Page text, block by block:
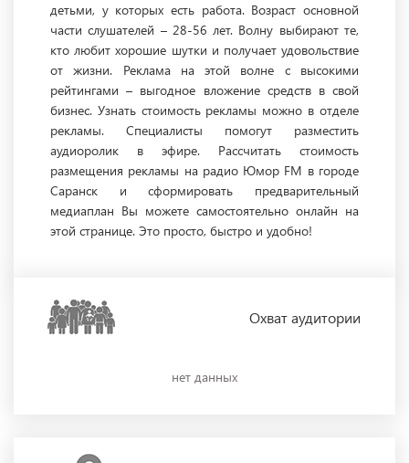
детьми, у которых есть работа. Возраст основной
части слушателей – 28-56 лет. Волну выбирают те,
кто любит хорошие шутки и получает удовольствие
от жизни. Реклама на этой волне с высокими
рейтингами – выгодное вложение средств в свой
бизнес. Узнать стоимость рекламы можно в отделе
рекламы. Специалисты помогут разместить
аудиоролик в эфире. Рассчитать стоимость
размещения рекламы на радио Юмор FM в городе
Саранск и сформировать предварительный
медиаплан Вы можете самостоятельно онлайн на
этой странице. Это просто, быстро и удобно!
Охватаудитории
нет данных